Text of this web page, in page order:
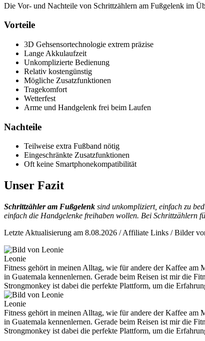
Die Vor- und Nachteile von Schrittzählern am Fußgelenk im
Vorteile
3D Gehsensortechnologie extrem präzise
Lange Akkulaufzeit
Unkomplizierte Bedienung
Relativ kostengünstig
Mögliche Zusatzfunktionen
Tragekomfort
Wetterfest
Arme und Handgelenk frei beim Laufen
Nachteile
Teilweise extra Fußband nötig
Eingeschränkte Zusatzfunktionen
Oft keine Smartphonekompatibilität
Unser Fazit
Schrittzähler am Fußgelenk sind unkompliziert, einfach zu
einfach die Handgelenke freihaben wollen. Bei Schrittzählern
Letzte Aktualisierung am 8.08.2026 / Affiliate Links / Bilder
Leonie
Fitness gehört in meinen Alltag, wie für andere der Kaffee am
in Guatemala kennenlernen. Gerade beim Reisen ist mir die
Strongmonkey ist dabei die perfekte Plattform, um die
Leonie
Fitness gehört in meinen Alltag, wie für andere der Kaffee am
in Guatemala kennenlernen. Gerade beim Reisen ist mir die
Strongmonkey ist dabei die perfekte Plattform, um die